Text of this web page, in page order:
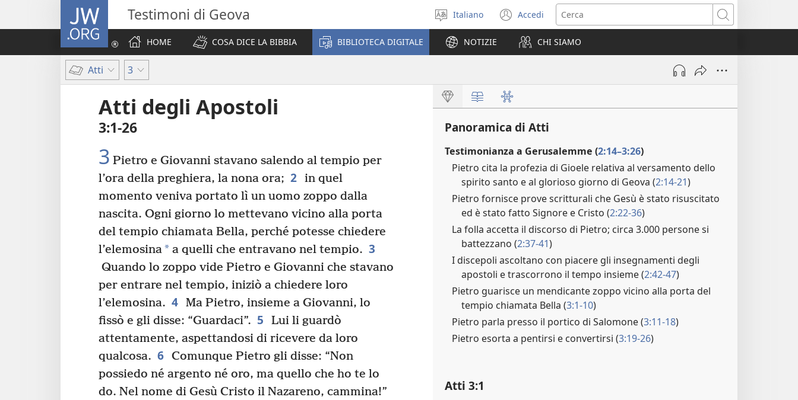
JW.ORG Testimoni di Geova
Seleziona
la
lingua
Italiano Accedi
(apre
una
nuova
finestra)
Cerca
HOME
COSA DICE LA BIBBIA BIBLIOTECA DIGITALE NOTIZIE CHI SIAMO
Atti 3
Atti degli Apostoli
3:1-26
3 Pietro e Giovanni stavano salendo al tempio per
l’ora della preghiera, la nona ora; 2 in quel
momento veniva portato lì un uomo zoppo dalla
nascita. Ogni giorno lo mettevano vicino alla porta
del tempio chiamata Bella, perché potesse chiedere
l’elemosina* a quelli che entravano nel tempio. 3
Quando lo zoppo vide Pietro e Giovanni che stavano
per entrare nel tempio, iniziò a chiedere loro
l’elemosina. 4 Ma Pietro, insieme a Giovanni, lo
fissò e gli disse: “Guardaci”. 5
Lui li guardò
attentamente, aspettandosi di ricevere da loro
qualcosa. 6 Comunque Pietro gli disse: “Non
possiedo né argento né oro, ma quello che ho te lo
do. Nel nome di Gesù Cristo il Nazareno, cammina!”
Panoramica di Atti
Testimonianza a Gerusalemme (2:14–3:26)
Pietro cita la profezia di Gioele relativa al versamento dello
spirito santo e al glorioso giorno di Geova (2:14-21)
Pietro fornisce prove scritturali che Gesù è stato risuscitato
ed è stato fatto Signore e Cristo (2:22-36)
La folla accetta il discorso di Pietro; circa 3.000 persone si
battezzano (2:37-41)
I discepoli ascoltano con piacere gli insegnamenti degli
apostoli e trascorrono il tempo insieme (2:42-47)
Pietro guarisce un mendicante zoppo vicino alla porta del
tempio chiamata Bella (3:1-10)
Pietro parla presso il portico di Salomone (3:11-18)
Pietro esorta a pentirsi e convertirsi (3:19-26)
Atti 3:1